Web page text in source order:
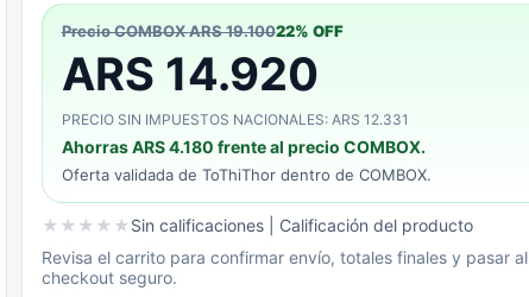
Precio COMBOXARS 19.10022% OFF
ARS 14.920
PRECIO SIN IMPUESTOS NACIONALES: ARS 12.331
AhorrasARS 4.180 frente al precio COMBOX.
Oferta validada de ToThiThordentro de COMBOX.
★ ★ ★ ★ ★Sin calificaciones| Calificación del producto
Revisa el carrito para confirmar envío, totales finales y pasar al
checkout seguro.